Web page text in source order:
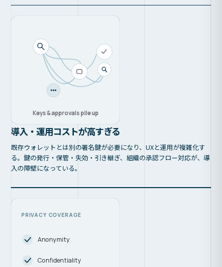
Keys & approvals pile up
導入・運用コストが高すぎる
既存ウォレットとは別の署名鍵が必要になり、UXと運用が複雑化す
る。鍵の発行・保管・失効・引き継ぎ、組織の承認フロー対応が、導
入の障壁になっている。
PRIVACY COVERAGE
Anonymity
Confidentiality